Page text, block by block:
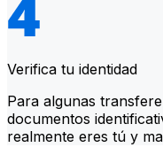
Verifica tu identidad
Para algunas
documentos
realmente eres tú y